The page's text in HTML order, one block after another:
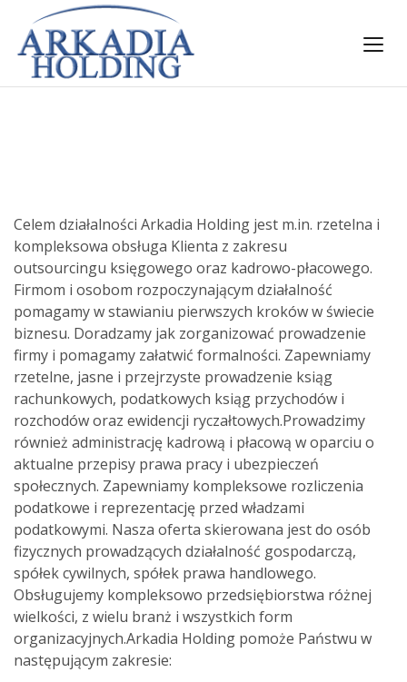
Celem działalności Arkadia Holding jest m.in. rzetelna i
kompleksowa obsługa Klienta z zakresu
outsourcingu księgowego oraz kadrowo-płacowego.
Firmom i osobom rozpoczynającym działalność
pomagamy w stawianiu pierwszych kroków w świecie
biznesu. Doradzamy jak zorganizować prowadzenie
firmy i pomagamy załatwić formalności. Zapewniamy
rzetelne, jasne i przejrzyste prowadzenie ksiąg
rachunkowych, podatkowych ksiąg przychodów i
rozchodów oraz ewidencji ryczałtowych.Prowadzimy
również administrację kadrową i płacową w oparciu o
aktualne przepisy prawa pracy i ubezpieczeń
społecznych. Zapewniamy kompleksowe rozliczenia
podatkowe i reprezentację przed władzami
podatkowymi. Nasza oferta skierowana jest do osób
fizycznych prowadzących działalność gospodarczą,
spółek cywilnych, spółek prawa handlowego.
Obsługujemy kompleksowo przedsiębiorstwa różnej
wielkości, z wielu branż i wszystkich form
organizacyjnych.Arkadia Holding pomoże Państwu w
następującym zakresie: